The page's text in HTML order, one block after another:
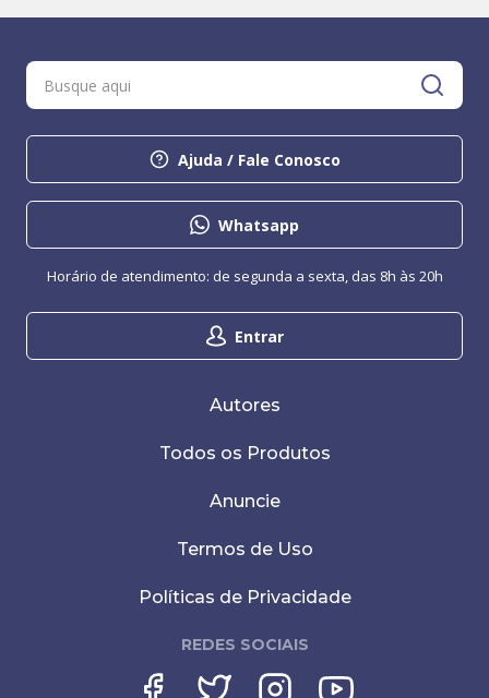
Ajuda / Fale Conosco
Whatsapp
Entrar
Horário de atendimento: de segunda a sexta, das 8h às 20h
Autores
Todos os Produtos
Anuncie
Termos de Uso
Políticas de Privacidade
REDES SOCIAIS